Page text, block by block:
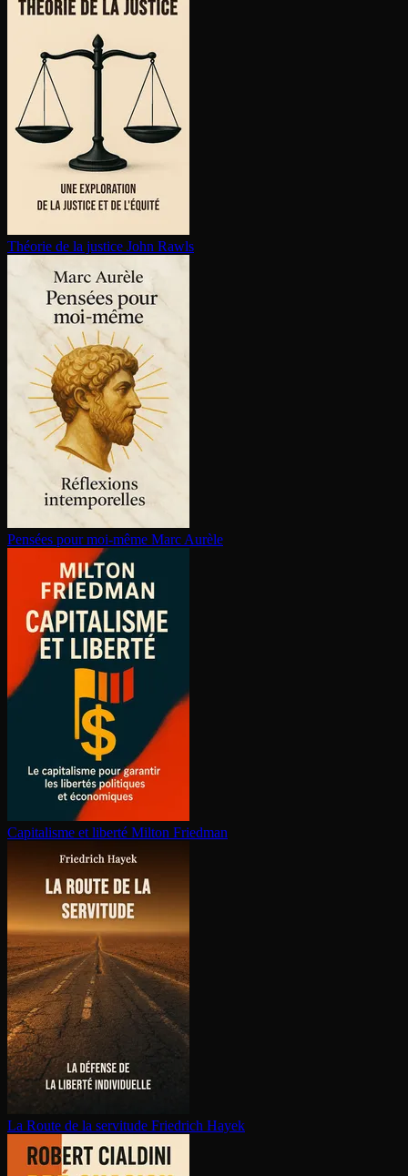
Théorie de la justice John Rawls
Pensées pour moi-même Marc Aurèle
Capitalisme et liberté Milton Friedman
La Route de la servitude Friedrich Hayek